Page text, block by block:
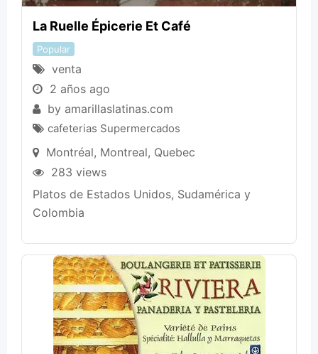
La Ruelle Épicerie Et Café
Popular
venta
2 años ago
by amarillaslatinas.com
cafeterias Supermercados
Montréal, Montreal, Quebec
283 views
Platos de Estados Unidos, Sudamérica y
Colombia